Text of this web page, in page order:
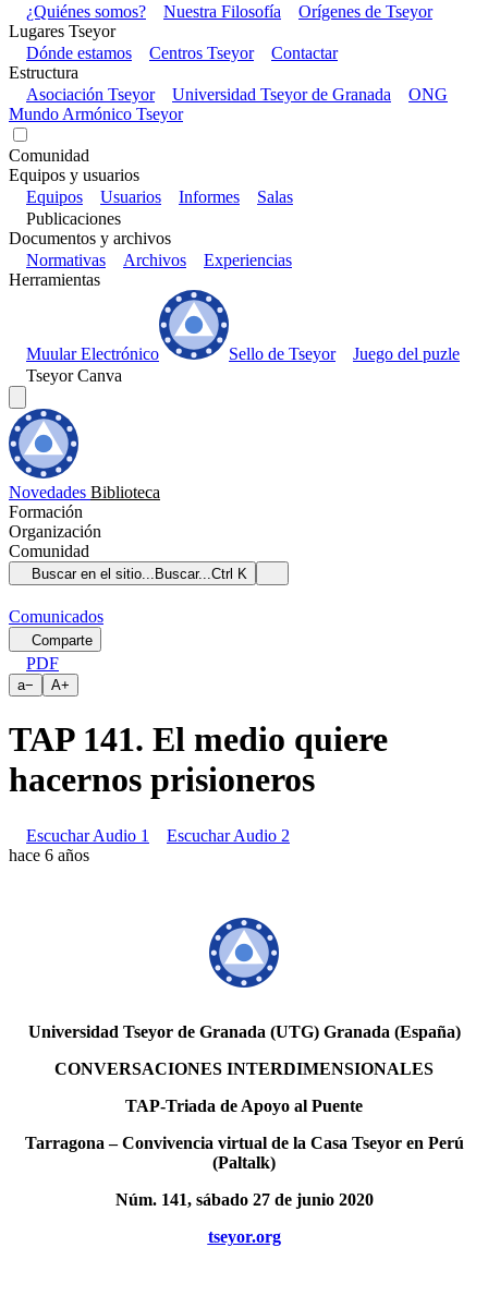
¿Quiénes somos?
Nuestra Filosofía
Orígenes de Tseyor
Lugares Tseyor
Dónde estamos
Centros Tseyor
Contactar
Estructura
Asociación Tseyor
Universidad Tseyor de Granada
ONG
Mundo Armónico Tseyor
Comunidad
Equipos y usuarios
Equipos
Usuarios Informes
Salas
Publicaciones
Documentos y archivos
Normativas
Archivos
Experiencias
Herramientas
Muular Electrónico Sello de Tseyor
Juego del puzle
Tseyor Canva
Novedades Biblioteca
Formación
Organización
Comunidad
Buscar en el sitio... Buscar...Ctrl K
Comunicados
Comparte
PDF
a− A+
TAP 141. El medio quiere
hacernos prisioneros
Escuchar Audio 1
Escuchar Audio 2
hace 6 años
Universidad Tseyor de Granada (UTG) Granada (España)
CONVERSACIONES INTERDIMENSIONALES
TAP-Triada de Apoyo al Puente
Tarragona – Convivencia virtual de la Casa Tseyor en Perú
(Paltalk)
Núm. 141, sábado 27 de junio 2020
tseyor.org